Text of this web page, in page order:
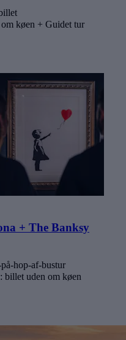
køen + Guidet tur
+ The Banksy
hop-af-bustur
billet uden om køen